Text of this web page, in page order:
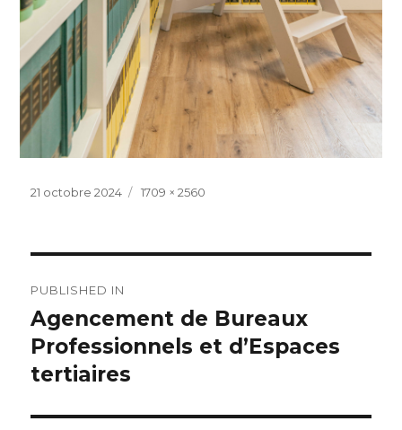
Posted
21 octobre 2024
Full
1709 × 2560
de
l’article
PUBLISHED IN
Agencement de Bureaux
Professionnels et d’Espaces
tertiaires